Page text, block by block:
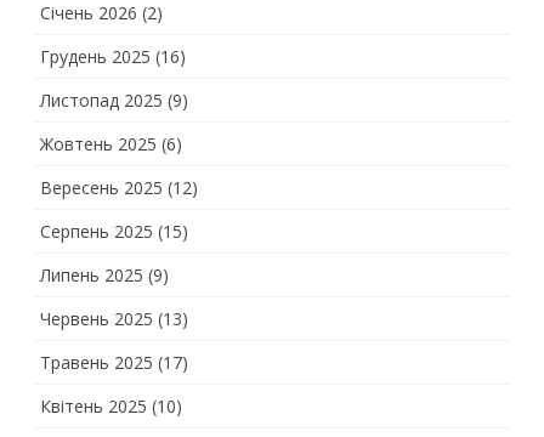
Січень 2026 (2)
Грудень 2025 (16)
Листопад 2025 (9)
Жовтень 2025 (6)
Вересень 2025 (12)
Серпень 2025 (15)
Липень 2025 (9)
Червень 2025 (13)
Травень 2025 (17)
Квітень 2025 (10)